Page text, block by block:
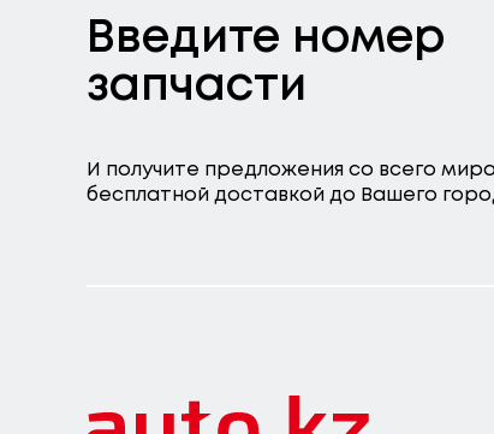
Введите номер
запчасти
И получите предложения со всего
бесплатной доставкой до Вашего